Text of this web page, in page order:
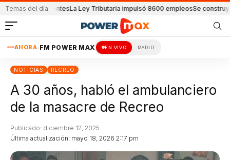
Temas del día
accidentesLa Ley Tributaria impulsó 8600 empleosSe construye otra
AHORA: FM POWER MAX EN VIVO RADIO
NOTICIAS RECREO
A 30 años, habló el ambulanciero
de la masacre de Recreo
Última actualización: mayo 18, 2026 2:17 pm
Publicado: diciembre 12, 2025